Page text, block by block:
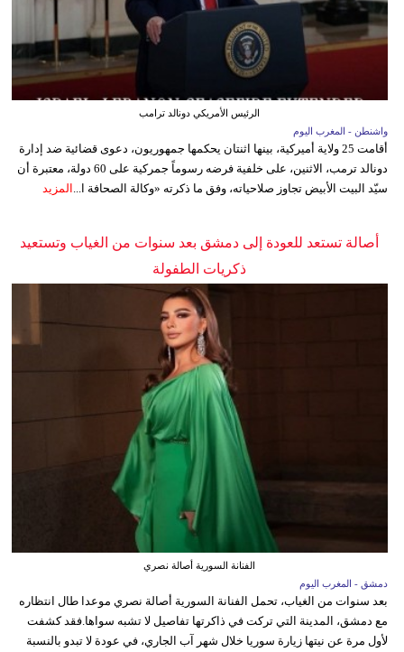
الرئيس الأمريكي دونالد ترامب
واشنطن - المغرب اليوم
أقامت 25 ولاية أميركية، بينها اثنتان يحكمها جمهوريون، دعوى قضائية ضد إدارة
دونالد ترمب، الاثنين، على خلفية فرضه رسوماً جمركية على 60 دولة، معتبرة أن
سيّد البيت الأبيض تجاوز صلاحياته، وفق ما ذكرته «وكالة الصحافة ا...
المزيد
أصالة تستعد للعودة إلى دمشق بعد سنوات من الغياب وتستعيد
ذكريات الطفولة
الفنانة السورية أصالة نصري
دمشق - المغرب اليوم
بعد سنوات من الغياب، تحمل الفنانة السورية أصالة نصري موعدا طال انتظاره
مع دمشق، المدينة التي تركت في ذاكرتها تفاصيل لا تشبه سواها.فقد كشفت
لأول مرة عن نيتها زيارة سوريا خلال شهر آب الجاري، في عودة لا تبدو بالنسبة